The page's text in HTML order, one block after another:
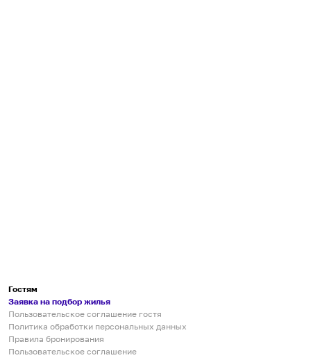
Гостям
Заявка на подбор жилья
Пользовательское соглашение гостя
Политика обработки персональных данных
Правила бронирования
Пользовательское соглашение